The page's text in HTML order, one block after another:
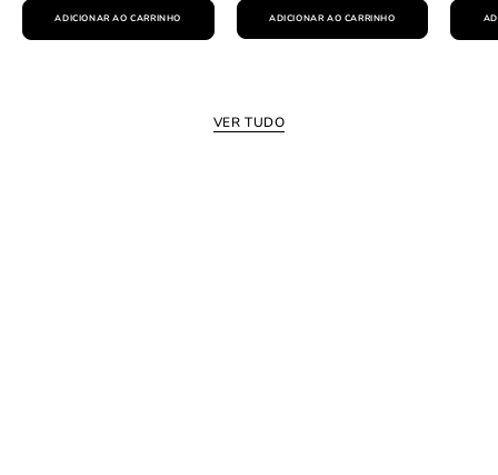
ADICIONAR AO CARRINHO ADICIONAR AO CARRINHO
VER TUDO